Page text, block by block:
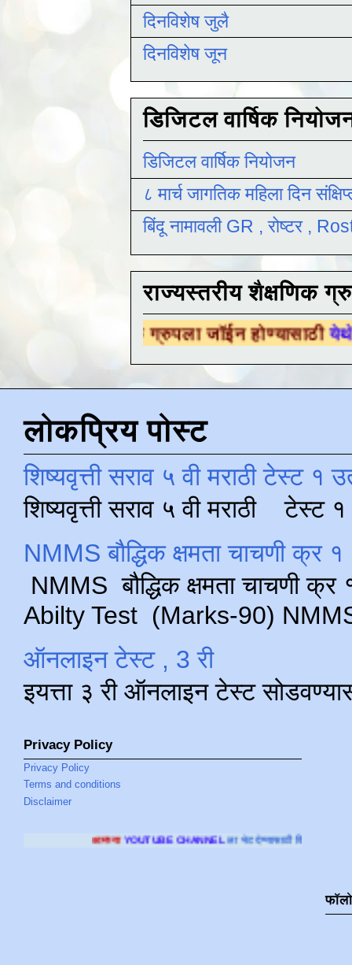
दिनविशेष जुलै
दिनविशेष जून
डिजिटल वार्षिक
डिजिटल वार्षिक नियोजन
८ मार्च जागतिक महिला दिन
बिंदू नामावली GR , रोष्टर ,
राज्यस्तरीय शैक्षणिक
ग्रुपला जॉईन होण्यासाठीयेथे क्लिक करा .
लोकप्रिय पोस्ट
शिष्यवृत्ती सराव ५ वी मराठी टेस्ट १
शिष्यवृत्ती सराव ५ वी मराठी टेस्ट
NMMS बौद्धिक क्षमता चाचणी क्र
NMMS बौद्धिक क्षमता चाचणी
Abilty Test (Marks-90) NMMS
ऑनलाइन टेस्ट , 3 री
इयत्ता ३ री ऑनलाइन टेस्ट
Privacy Policy
Privacy Policy
Terms and conditions
Disclaimer
YOUTUBE CHANNELला भेट देण्यासाठी क्लिक करा.